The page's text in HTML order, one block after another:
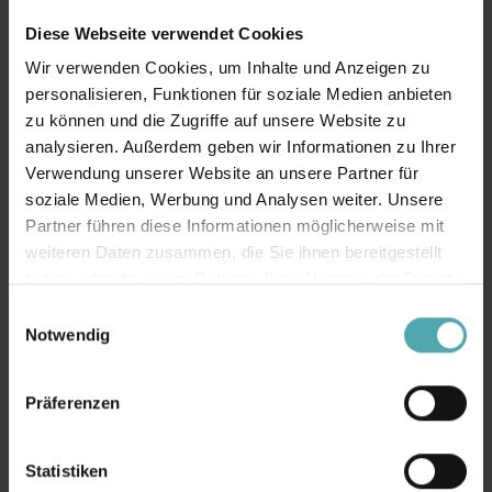
Diese Webseite verwendet Cookies
Wir verwenden Cookies, um Inhalte und Anzeigen zu
personalisieren, Funktionen für soziale Medien anbieten
zu können und die Zugriffe auf unsere Website zu
analysieren. Außerdem geben wir Informationen zu Ihrer
Verwendung unserer Website an unsere Partner für
soziale Medien, Werbung und Analysen weiter. Unsere
Partner führen diese Informationen möglicherweise mit
weiteren Daten zusammen, die Sie ihnen bereitgestellt
Notwendig
Präferenzen
Statistiken
Sonnenschirme bieten flexiblen Schatten
und schaffen einen gemütlichen Platz zum
Entspannen im Freien.